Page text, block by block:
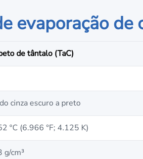
evaporação
de tântalo (TaC)
cinza escuro a preto
°C (6.966 °F; 4.125 K)
g/cm³